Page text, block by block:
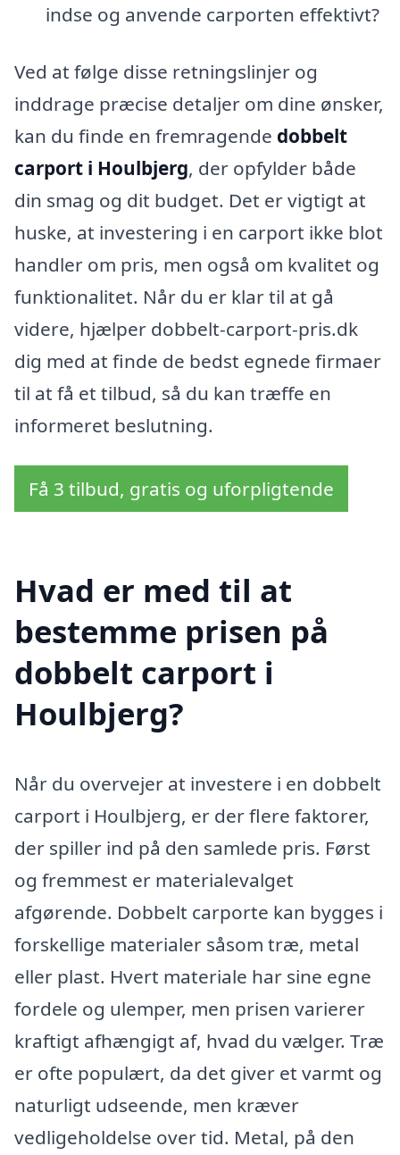
indse og anvende carporten effektivt?
Ved at følge disse retningslinjer og
inddrage præcise detaljer om dine ønsker,
kan du finde en fremragende dobbelt
carport i Houlbjerg, der opfylder både
din smag og dit budget. Det er vigtigt at
huske, at investering i en carport ikke blot
handler om pris, men også om kvalitet og
funktionalitet. Når du er klar til at gå
videre, hjælper dobbelt-carport-pris.dk
dig med at finde de bedst egnede firmaer
til at få et tilbud, så du kan træffe en
informeret beslutning.
Få 3 tilbud, gratis og uforpligtende
Hvad er med til at
bestemme prisen på
dobbelt carport i
Houlbjerg?
Når du overvejer at investere i en dobbelt
carport i Houlbjerg, er der flere faktorer,
der spiller ind på den samlede pris. Først
og fremmest er materialevalget
afgørende. Dobbelt carporte kan bygges i
forskellige materialer såsom træ, metal
eller plast. Hvert materiale har sine egne
fordele og ulemper, men prisen varierer
kraftigt afhængigt af, hvad du vælger. Træ
er ofte populært, da det giver et varmt og
naturligt udseende, men kræver
vedligeholdelse over tid. Metal, på den